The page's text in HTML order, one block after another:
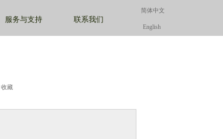
简体中文
简体中文
English
服务与支持 联系我们
简体中文
English
收藏